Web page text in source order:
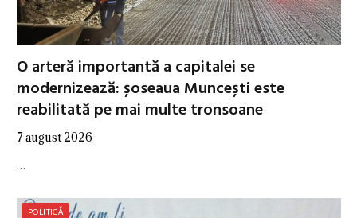
O arteră importantă a capitalei se
modernizează: șoseaua Muncești este
reabilitată pe mai multe tronsoane
7 august 2026
…
POLITICĂ